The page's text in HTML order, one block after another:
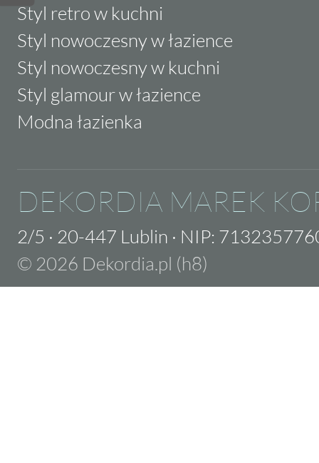
Styl retro w kuchni
Styl nowoczesny w łazience
Styl nowoczesny w kuchni
Styl glamour w łazience
Modna łazienka
DEKORDIA MAREK
2/5 · 20-447 Lublin · NIP:
© 2026 Dekordia.pl (h8)